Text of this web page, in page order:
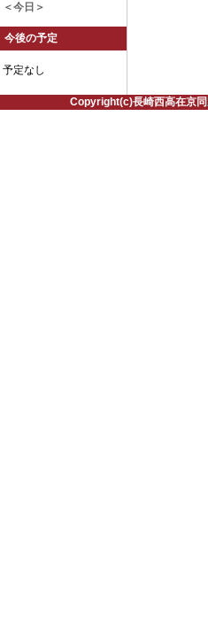
＜今日＞
今後の予定
予定なし
Copyright(c)長崎西高在京